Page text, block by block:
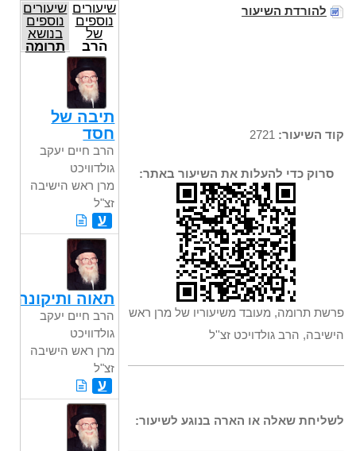
להורדת השיעור
קוד השיעור:
סרוק כדי להעלות את השיעור באתר:
פרשת תרומה, מעובד משיעוריו של מרן ראש
הישיבה, הרב גולדויכט זצ''ל
לשליחת שאלה או הארה בנוגע לשיעור:
שיעורים
נוספים
של
הרב
חיים
יעקב
גולדוויכט
מרן
ראש
הישיבה
זצ"ל
שיעורים
נוספים
בנושא
תרומה
תיבה של
חסד
הרב חיים יעקב
גולדוויכט
מרן ראש הישיבה
זצ"ל
ע
תאוה ותיקונה
הרב חיים יעקב
גולדוויכט
מרן ראש הישיבה
זצ"ל
ע